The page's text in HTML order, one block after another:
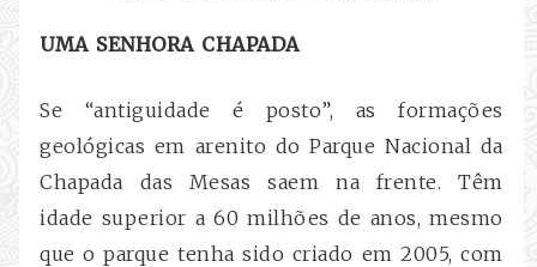
UMA SENHORA CHAPADA
Se “antiguidade é posto”, as formações
geológicas em arenito do Parque Nacional da
Chapada das Mesas saem na frente. Têm
idade superior a 60 milhões de anos, mesmo
que o parque tenha sido criado em 2005, com